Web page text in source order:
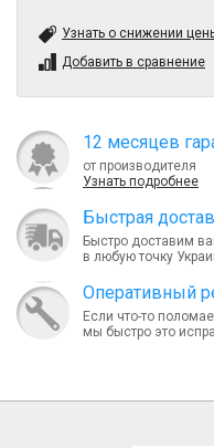
Узнать о снижении
Добавить в сравнение
12 месяцев
от производителя
Узнать подробнее
Быcтрая
Быстро доставим
в любую точку
Оперативный
Если что-то
мы быстро это